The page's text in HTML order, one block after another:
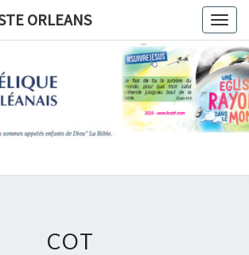
ORLEANS
EGLISE
ORLEANS
COT